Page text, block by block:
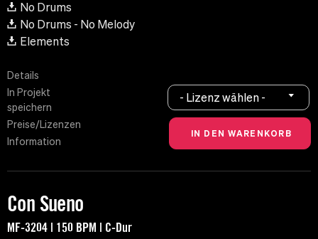
No Drums
No Drums - No Melody
Elements
Details
In Projekt
speichern
Preise/Lizenzen
Information
- Lizenz wählen -
Con Sueno
MF-3204 | 150 BPM | C-Dur